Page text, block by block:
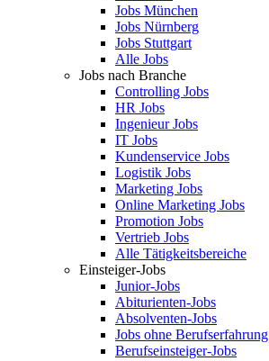
Jobs München
Jobs Nürnberg
Jobs Stuttgart
Alle Jobs
Jobs nach Branche
Controlling Jobs
HR Jobs
Ingenieur Jobs
IT Jobs
Kundenservice Jobs
Logistik Jobs
Marketing Jobs
Online Marketing Jobs
Promotion Jobs
Vertrieb Jobs
Alle Tätigkeitsbereiche
Einsteiger-Jobs
Junior-Jobs
Abiturienten-Jobs
Absolventen-Jobs
Jobs ohne Berufserfahrung
Berufseinsteiger-Jobs